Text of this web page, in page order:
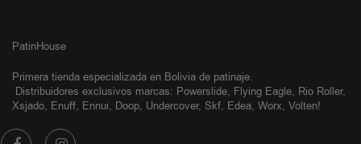
PatinHouse
Primera tienda especializada en Bolivia de patinaje.
Distribuidores exclusivos marcas: Powerslide, Flying Eagle, Rio Roller,
Xsjado, Enuff, Ennui, Doop, Undercover, Skf, Edea, Worx, Volten!